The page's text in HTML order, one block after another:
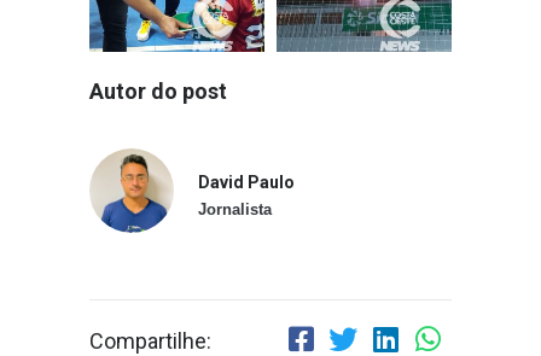
Autor do post
David Paulo
Jornalista
Compartilhe: